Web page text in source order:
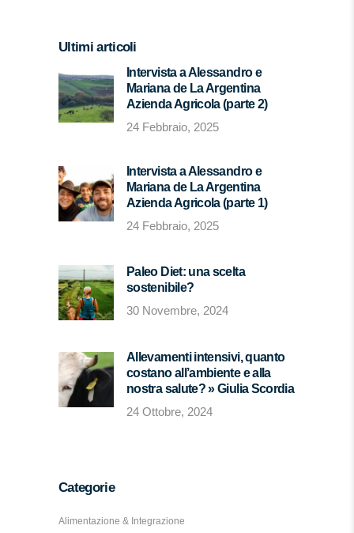
Ultimi articoli
Intervista a Alessandro e
Mariana de La Argentina
Azienda Agricola (parte 2)
24 Febbraio, 2025
Intervista a Alessandro e
Mariana de La Argentina
Azienda Agricola (parte 1)
24 Febbraio, 2025
Paleo Diet: una scelta
sostenibile?
30 Novembre, 2024
Allevamenti intensivi, quanto
costano all’ambiente e alla
nostra salute? » Giulia Scordia
24 Ottobre, 2024
Categorie
Alimentazione & Integrazione